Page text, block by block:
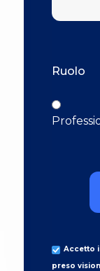
Ruolo
Accetto
preso